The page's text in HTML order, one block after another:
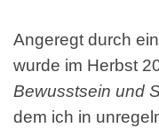
Angeregt durch
wurde im Herbst
Bewusstsein und
dem ich in